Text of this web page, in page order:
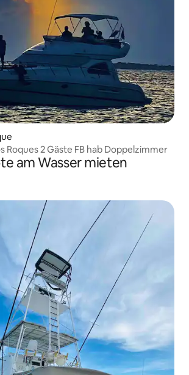
Yate Cassiana Los Roques 2 Gäste FB hab Doppelzimmer
am Wasser mieten